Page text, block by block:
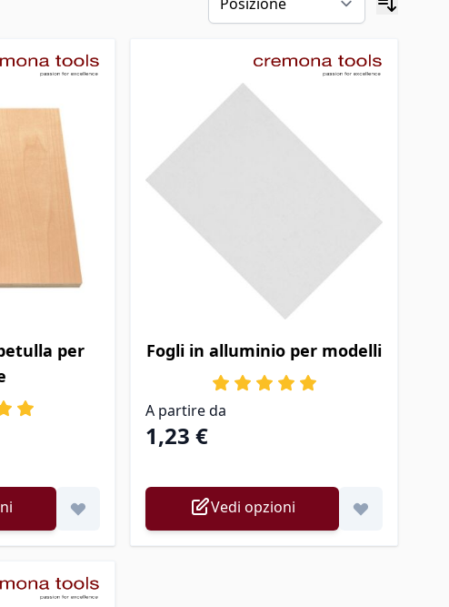
per
opzioni scelte nella pagina prodottoFogli in alluminio per modelli
Il prezzo dipende dalle opzioni scelte nella
A partire da
1,23 €
Vedi opzioni